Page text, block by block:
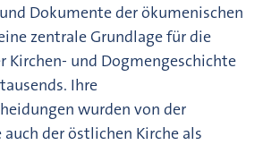
Dokumente der ökumenischen
zentrale Grundlage für die
Kirchen- und Dogmengeschichte
Ihre
wurden von der
der östlichen Kirche als